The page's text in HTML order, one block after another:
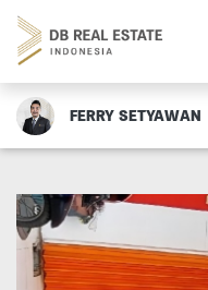
FERRY SETYAWAN